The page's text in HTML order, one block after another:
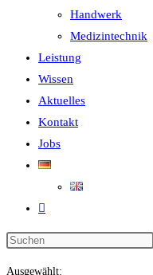
Handwerk
Medizintechnik
Leistung
Wissen
Aktuelles
Kontakt
Jobs
Ausgewählt: